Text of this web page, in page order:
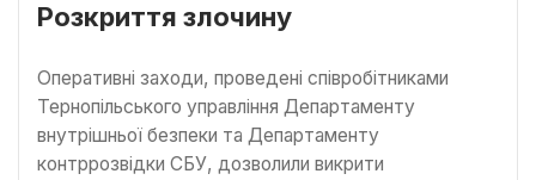
Розкриття злочину
Оперативні заходи, проведені співробітниками
Тернопільського управління Департаменту
внутрішньої безпеки та Департаменту
контррозвідки СБУ, дозволили викрити